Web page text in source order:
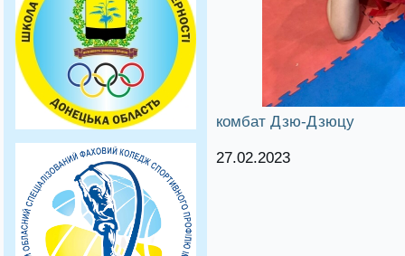
комбат Дзю-Дзюцу
27.02.2023